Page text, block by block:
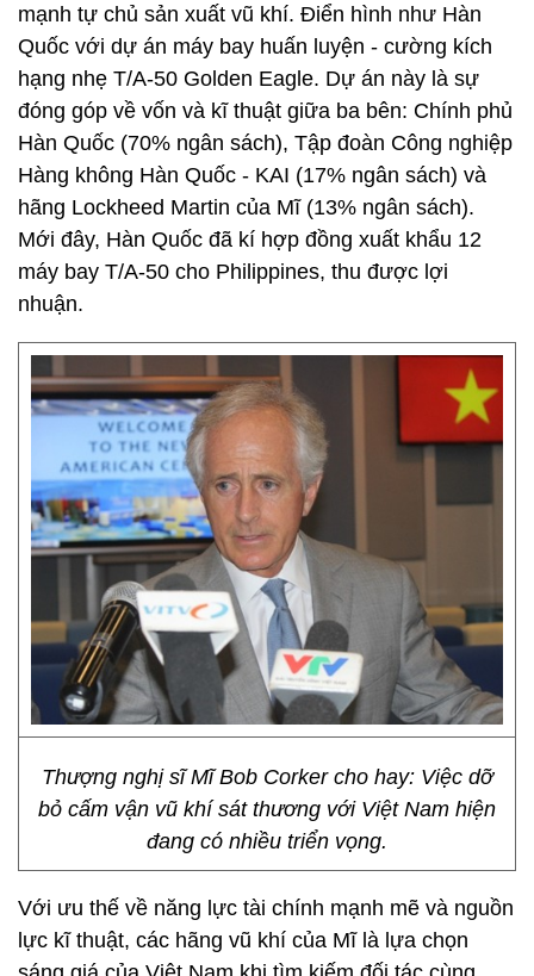
mạnh tự chủ sản xuất vũ khí. Điển hình như Hàn
Quốc với dự án máy bay huấn luyện - cường kích
hạng nhẹ T/A-50 Golden Eagle. Dự án này là sự
đóng góp về vốn và kĩ thuật giữa ba bên: Chính phủ
Hàn Quốc (70% ngân sách), Tập đoàn Công nghiệp
Hàng không Hàn Quốc - KAI (17% ngân sách) và
hãng Lockheed Martin của Mĩ (13% ngân sách).
Mới đây, Hàn Quốc đã kí hợp đồng xuất khẩu 12
máy bay T/A-50 cho Philippines, thu được lợi
nhuận.
Thượng nghị sĩ Mĩ Bob Corker cho hay: Việc dỡ
bỏ cấm vận vũ khí sát thương với Việt Nam hiện
đang có nhiều triển vọng.
Với ưu thế về năng lực tài chính mạnh mẽ và nguồn
lực kĩ thuật, các hãng vũ khí của Mĩ là lựa chọn